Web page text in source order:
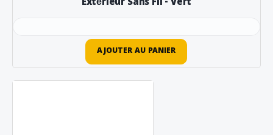
AJOUTER AU PANIER